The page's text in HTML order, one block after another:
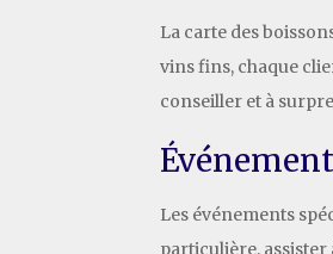
La carte des
vins fins, chaque
conseiller et à
Les événements
particulière,